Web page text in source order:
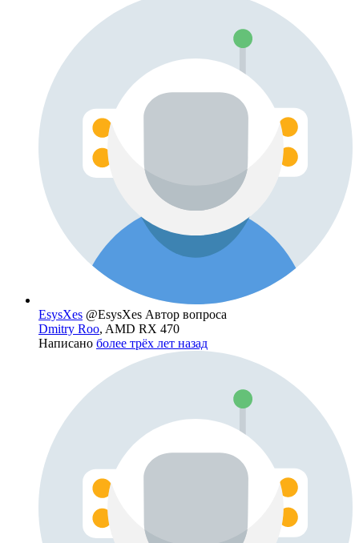
EsysXes @EsysXes Автор вопроса
Dmitry Roo, AMD RX 470
Написано более трёх лет назад